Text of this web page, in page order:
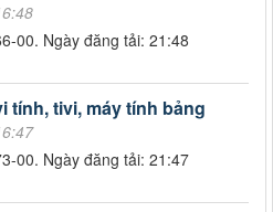
00. Ngày đăng tải: 21:48
tính, tivi, máy tính bảng
00. Ngày đăng tải: 21:47